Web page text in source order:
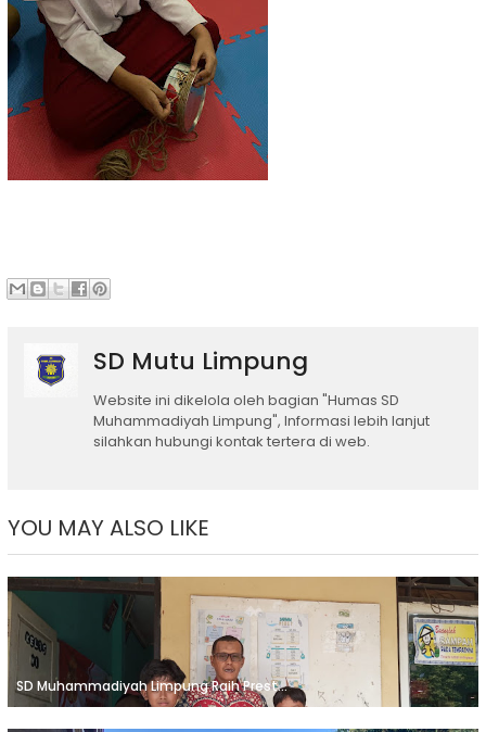
SD Mutu Limpung
Website ini dikelola oleh bagian "Humas SD
Muhammadiyah Limpung", Informasi lebih lanjut
silahkan hubungi kontak tertera di web.
YOU MAY ALSO LIKE
SD Muhammadiyah Limpung Raih Prest...